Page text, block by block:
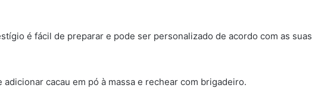
é fácil de preparar e pode ser personalizado de acordo com as suas
cacau em pó à massa e rechear com brigadeiro.